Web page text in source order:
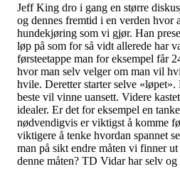
Jeff King dro i gang en større
og dennes fremtid i en verden hvor
hundekjøring som vi gjør. Han
løp på som for så vidt allerede har
førsteetappe man for eksempel får
hvor man selv velger om man vil
hvile. Deretter starter selve
beste vil vinne uansett. Videre
idealer. Er det for eksempel en
nødvendigvis er viktigst å komme
viktigere å tenke hvordan spannet
man på sikt endre måten vi finner
denne måten? TD Vidar har selv